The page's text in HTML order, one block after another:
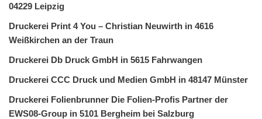
04229 Leipzig
Druckerei Print 4 You – Christian Neuwirth in 4616
Weißkirchen an der Traun
Druckerei Db Druck GmbH in 5615 Fahrwangen
Druckerei CCC Druck und Medien GmbH in 48147 Münster
Druckerei Folienbrunner Die Folien-Profis Partner der
EWS08-Group in 5101 Bergheim bei Salzburg